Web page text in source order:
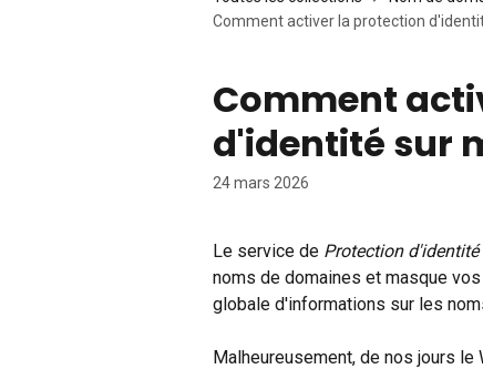
Comment activer la protection
Comment
d'identité sur
24 mars 2026
Le service de Protection d'identité
noms de domaines et masque
globale d'informations sur les
Malheureusement, de nos jours